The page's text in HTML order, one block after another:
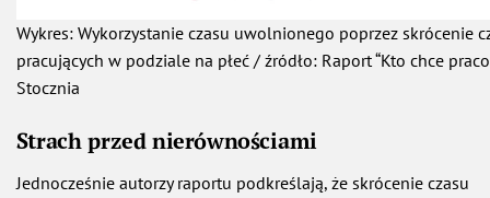
Wykres: Wykorzystanie czasu uwolnionego poprzez skrócenie
pracujących w podziale na płeć / źródło: Raport “Kto chce
Stocznia
Strach przed nierównościami
Jednocześnie autorzy raportu podkreślają, że skrócenie czasu